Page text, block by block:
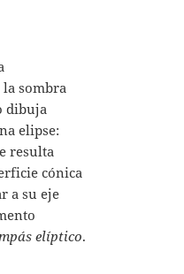
la sombra
dibuja
elipse:
resulta
cónica
a su eje
elíptico.